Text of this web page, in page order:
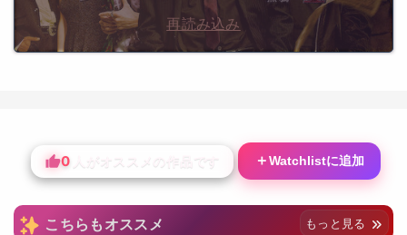
再読み込み
0 人がオススメの作品です ＋Watchlistに追加
こちらもオススメ もっと見る